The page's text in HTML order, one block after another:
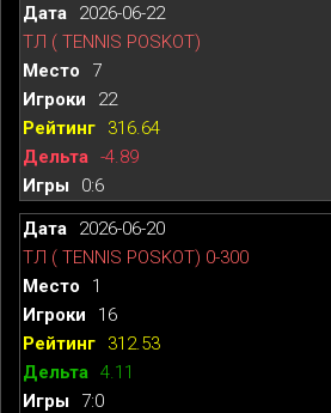
2026-06-22
ТЛ ( TENNIS POSKOT)
7
22
316.64
-4.89
0:6
2026-06-20
ТЛ ( TENNIS POSKOT) 0-300
1
16
312.53
4.11
7:0